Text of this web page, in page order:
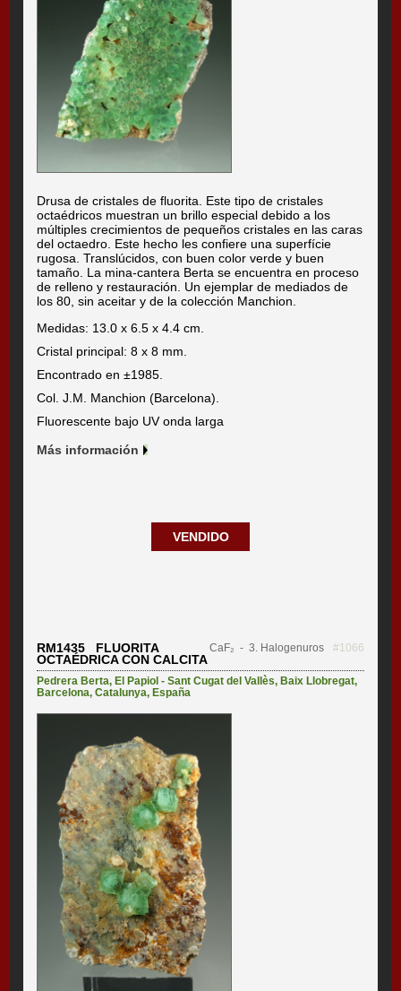
Drusa de cristales de fluorita. Este tipo de cristales
octaédricos muestran un brillo especial debido a los
múltiples crecimientos de pequeños cristales en las caras
del octaedro. Este hecho les confiere una superfície
rugosa. Translúcidos, con buen color verde y buen
tamaño. La mina-cantera Berta se encuentra en proceso
de relleno y restauración. Un ejemplar de mediados de
los 80, sin aceitar y de la colección Manchion.
Medidas: 13.0 x 6.5 x 4.4 cm.
Cristal principal: 8 x 8 mm.
Encontrado en ±1985.
Col. J.M. Manchion (Barcelona).
Fluorescente bajo UV onda larga
Más información
VENDIDO
RM1435 FLUORITA
OCTAÉDRICA CON CALCITA
CaF₂ - 3. Halogenuros #1066
Pedrera Berta,El Papiol - Sant Cugat del Vallès,Baix Llobregat,
Barcelona,Catalunya,España